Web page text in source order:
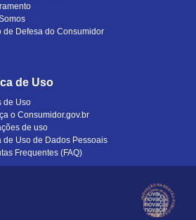
de Defesa do Consumidor
de Uso
de Uso
o Consumidor.gov.br
de uso
de Uso de Dados Pessoais
Frequentes (FAQ)